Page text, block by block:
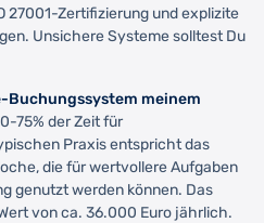
27001-Zertifizierung und explizite
Unsichere Systeme solltest Du
Buchungssystem meinem
75% der Zeit für
Praxis entspricht das
die für wertvollere Aufgaben
genutzt werden können. Das
von ca. 36.000 Euro jährlich.